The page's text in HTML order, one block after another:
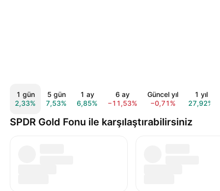
1 gün
2,33%
5 gün
7,53%
1 ay
6,85%
6 ay
−11,53%
Güncel yıl
−0,71%
1 yıl
27,92%
SPDR Gold Fonu ile karşılaştırabilirsiniz